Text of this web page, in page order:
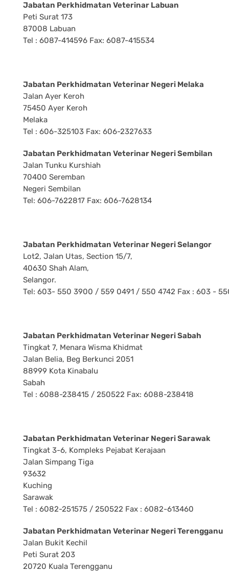
Jabatan Perkhidmatan Veterinar Labuan
Peti Surat 173
87008 Labuan
Tel : 6087-414596 Fax: 6087-415534
Jabatan Perkhidmatan Veterinar Negeri Melaka
Jalan Ayer Keroh
75450 Ayer Keroh
Melaka
Tel : 606-325103 Fax: 606-2327633
Jabatan Perkhidmatan Veterinar Negeri Sembilan
Jalan Tunku Kurshiah
70400 Seremban
Negeri Sembilan
Tel: 606-7622817 Fax: 606-7628134
Jabatan Perkhidmatan Veterinar Negeri Selangor
Lot2, Jalan Utas, Section 15/7,
40630 Shah Alam,
Selangor.
Tel: 603- 550 3900 / 559 0491 / 550 4742 Fax : 603 -
Jabatan Perkhidmatan Veterinar Negeri Sabah
Tingkat 7, Menara Wisma Khidmat
Jalan Belia, Beg Berkunci 2051
88999 Kota Kinabalu
Sabah
Tel : 6088-238415 / 250522 Fax: 6088-238418
Jabatan Perkhidmatan Veterinar Negeri Sarawak
Tingkat 3-6, Kompleks Pejabat Kerajaan
Jalan Simpang Tiga
93632
Kuching
Sarawak
Tel : 6082-251575 / 250522 Fax : 6082-613460
Jabatan Perkhidmatan Veterinar Negeri Terengganu
Jalan Bukit Kechil
Peti Surat 203
20720 Kuala Terengganu